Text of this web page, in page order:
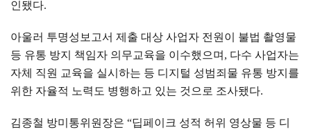
인됐다.
아울러 투명성보고서 제출 대상 사업자 전원이 불법 촬영물
등 유통 방지 책임자 의무교육을 이수했으며 , 다수 사업자는
자체 직원 교육을 실시하는 등 디지털 성범죄물 유통 방지를
위한 자율적 노력도 병행하고 있는 것으로 조사됐다.
김종철 방미통위원장은 “딥페이크 성적 허위 영상물 등 디